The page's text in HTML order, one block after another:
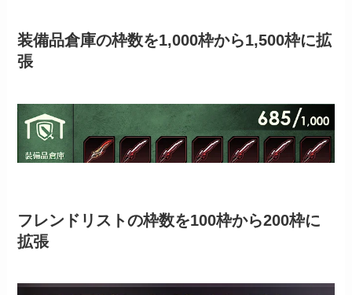
装備品倉庫の枠数を1,000枠から1,500枠に拡
張
フレンドリストの枠数を100枠から200枠に
拡張